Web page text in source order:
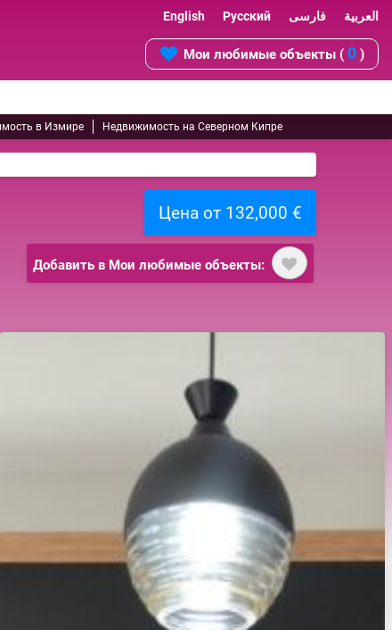
English Русский فارسی العربية
Мои любимые объекты ( 0 )
в Измире Недвижимость на Северном Кипре
Цена от 132,000 €
Добавить в Мои любимые объекты: